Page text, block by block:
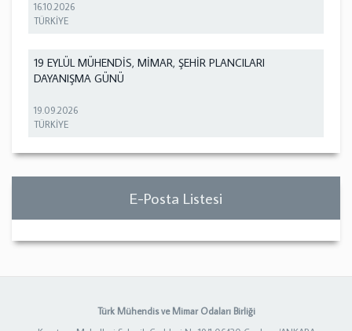
16.10.2026
TÜRKİYE
19 EYLÜL MÜHENDİS, MİMAR, ŞEHİR PLANCILARI
DAYANIŞMA GÜNÜ
19.09.2026
TÜRKİYE
E-Posta Listesi
Türk Mühendis ve Mimar Odaları Birliği